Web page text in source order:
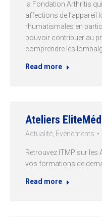
la Fondation Arthritis
affections de l’appareil
rhumatismales en
pouvoir contribuer au
comprendre les
Read more
Ateliers
Actualité Évènements
Retrouvez ITMP sur les
vos formations de
Read more